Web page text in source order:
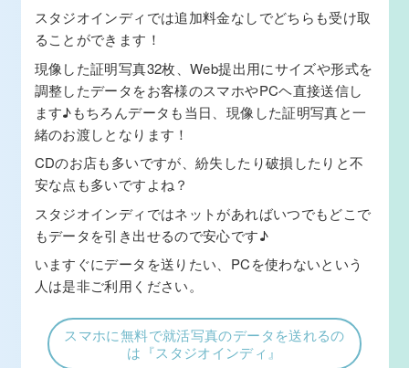
スタジオインディでは追加料金なしでどちらも受け取
ることができます！
現像した証明写真32枚、Web提出用にサイズや形式を
調整したデータをお客様のスマホやPCヘ直接送信し
ます♪もちろんデータも当日、現像した証明写真と一
緒のお渡しとなります！
CDのお店も多いですが、紛失したり破損したりと不
安な点も多いですよね？
スタジオインディではネットがあればいつでもどこで
もデータを引き出せるので安心です♪
いますぐにデータを送りたい、PCを使わないという
人は是非ご利用ください。
スマホに無料で就活写真のデータを送れるの
は『スタジオインディ』